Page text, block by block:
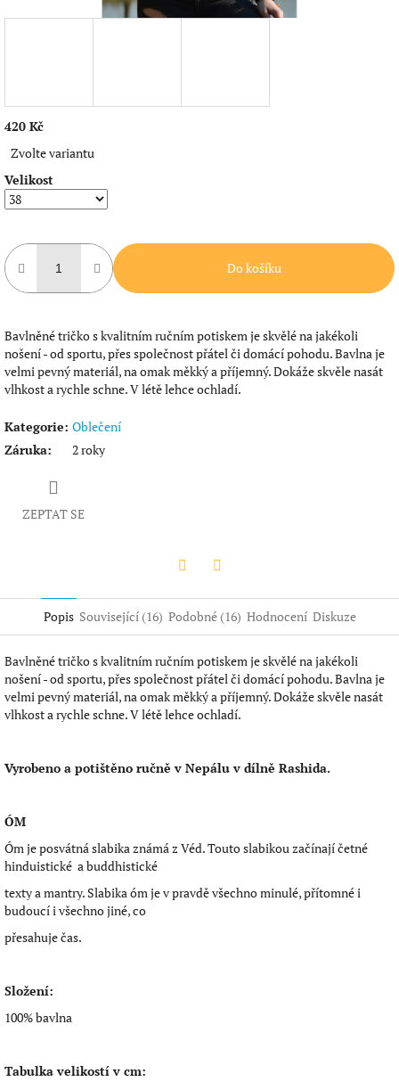
420 Kč
cena:
Zvolte variantu
Velikost
Do košíku
Bavlněné tričko s kvalitním ručním potiskem je skvělé na jakékoli
nošení - od sportu, přes společnost přátel či domácí pohodu. Bavlna je
velmi pevný materiál, na omak měkký a příjemný. Dokáže skvěle nasát
vlhkost a rychle schne. V létě lehce ochladí.
Kategorie: Oblečení
Záruka: 2 roky
ZEPTAT SE
Popis Související (16) Podobné (16) Hodnocení Diskuze
Bavlněné tričko s kvalitním ručním potiskem je skvělé na jakékoli
nošení - od sportu, přes společnost přátel či domácí pohodu. Bavlna je
velmi pevný materiál, na omak měkký a příjemný. Dokáže skvěle nasát
vlhkost a rychle schne. V létě lehce ochladí.
Vyrobeno a potištěno ručně v Nepálu v dílně Rashida.
ÓM
Óm je posvátná slabika známá z Véd. Touto slabikou začínají četné
hinduistické a buddhistické
texty a mantry. Slabika óm je v pravdě všechno minulé, přítomné i
budoucí i všechno jiné, co
přesahuje čas.
Složení:
100% bavlna
Tabulka velikostí v cm: